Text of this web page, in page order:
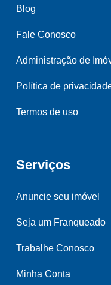
Blog
Fale Conosco
Administração de
Política de
Termos de uso
Serviços
Anuncie seu imóvel
Seja um Franqueado
Trabalhe Conosco
Minha Conta